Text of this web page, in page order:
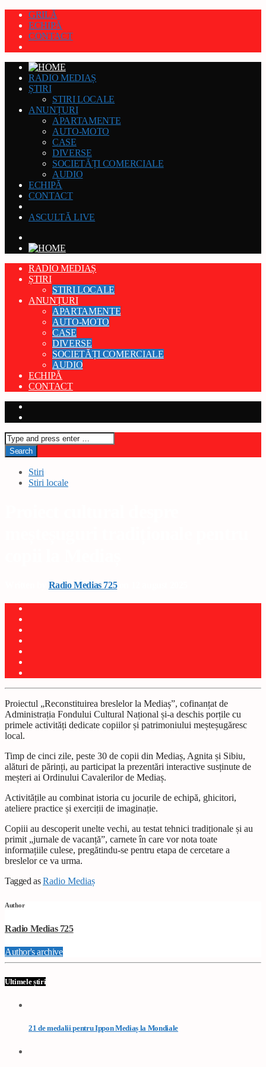
GRILĂ
ECHIPĂ
CONTACT
RADIO MEDIAȘ
ȘTIRI
STIRI LOCALE
ANUNȚURI
APARTAMENTE
AUTO-MOTO
CASE
DIVERSE
SOCIETĂȚI COMERCIALE
AUDIO
ECHIPĂ
CONTACT
ASCULTĂ LIVE
RADIO MEDIAȘ
ȘTIRI
STIRI LOCALE
ANUNȚURI
APARTAMENTE
AUTO-MOTO
CASE
DIVERSE
SOCIETĂȚI COMERCIALE
AUDIO
ECHIPĂ
CONTACT
Stiri
Stiri locale
Radio Medias 725on 12 august 2025
Proiectul „Reconstituirea breslelor la Mediaș”, cofinanțat de
Administrația Fondului Cultural Național și-a deschis porțile cu
primele activități dedicate copiilor și patrimoniului meșteșugăresc
local.
Timp de cinci zile, peste 30 de copii din Mediaș, Agnita și Sibiu,
alături de părinți, au participat la prezentări interactive susținute de
meșteri ai Ordinului Cavalerilor de Mediaș.
Activitățile au combinat istoria cu jocurile de echipă, ghicitori,
ateliere practice și exerciții de imaginație.
Copiii au descoperit unelte vechi, au testat tehnici tradiționale și au
primit „jurnale de vacanță”, carnete în care vor nota toate
informațiile culese, pregătindu-se pentru etapa de cercetare a
breslelor ce va urma.
Tagged asRadio Mediaș
Author
Radio Medias 725
Author's archive
Ultimele știri
21 de medalii pentru Ippon Mediaș la Mondiale